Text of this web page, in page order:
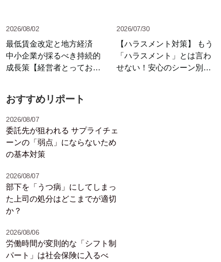
2026/08/02
最低賃金改定と地方経済
中小企業が採るべき持続的
成長策【経営者とっておき
2026/07/30
【ハラスメント対策】 もう
「ハラスメント」とは言わ
せない！安心のシーン別セ
おすすめリポート
2026/08/07
委託先が狙われる サプライチェ
ーンの「弱点」にならないため
の基本対策
2026/08/07
部下を「うつ病」にしてしまっ
た上司の処分はどこまでが適切
か？
2026/08/06
労働時間が変則的な「シフト制
パート」は社会保険に入るべ